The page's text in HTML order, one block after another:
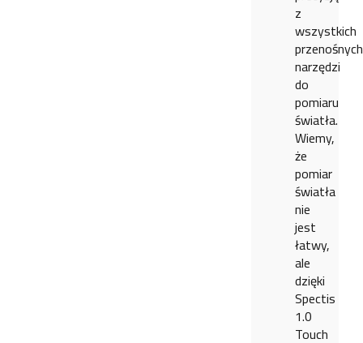
z
wszystkich
przenośnych
narzędzi
do
pomiaru
światła.
Wiemy,
że
pomiar
światła
nie
jest
łatwy,
ale
dzięki
Spectis
1.0
Touch